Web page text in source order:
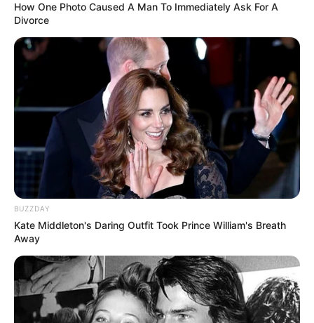
How One Photo Caused A Man To Immediately Ask For A
Divorce
BUZZDAY
Kate Middleton's Daring Outfit Took Prince William's Breath
Away